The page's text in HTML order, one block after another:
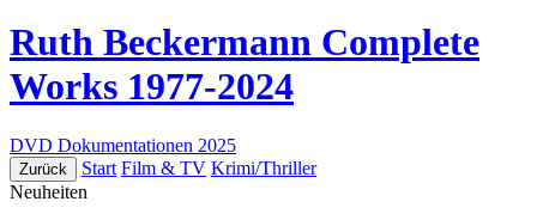
Ruth Beckermann Complete
Works 1977-2024
DVD Dokumentationen 2025
Zurück Start Film & TV Krimi/Thriller
Neuheiten